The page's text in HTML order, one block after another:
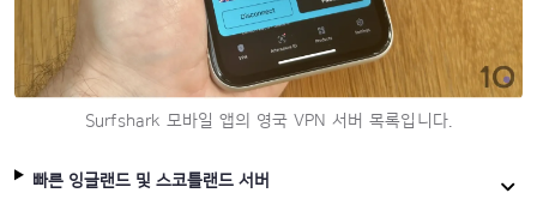
Surfshark 모바일 앱의 영국 VPN 서버 목록입니다.
빠른 잉글랜드 및 스코틀랜드 서버